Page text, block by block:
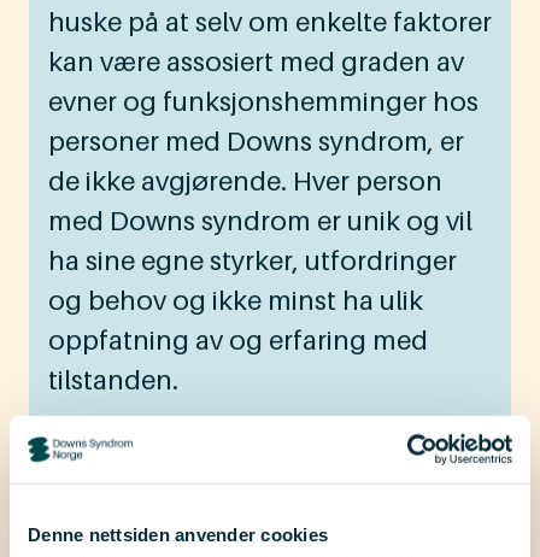
Denne nettsiden anvender cookies
huske på at selv om enkelte faktorer
kan være assosiert med graden av
evner og funksjonshemminger hos
personer med Downs syndrom, er
de ikke avgjørende. Hver person
med Downs syndrom er unik og vil
ha sine egne styrker, utfordringer
og behov og ikke minst ha ulik
oppfatning av og erfaring med
tilstanden.
Med tidlig intervensjon og godt
med Downs syndrom i stand til å